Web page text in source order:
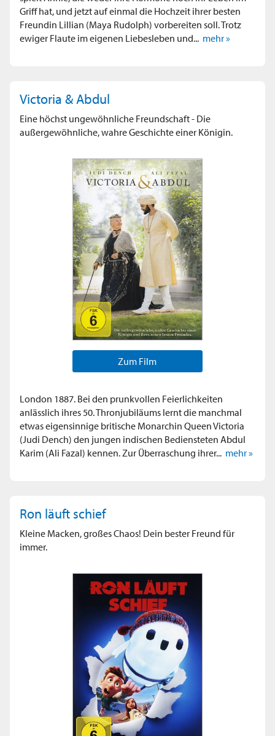
Griff hat, und jetzt auf einmal die Hochzeit ihrer besten
Freundin Lillian (Maya Rudolph) vorbereiten soll. Trotz
ewiger Flaute im eigenen Liebesleben und... mehr »
Victoria & Abdul
Eine höchst ungewöhnliche Freundschaft - Die
außergewöhnliche, wahre Geschichte einer Königin.
Zum Film
London 1887. Bei den prunkvollen Feierlichkeiten
anlässlich ihres 50. Thronjubiläums lernt die manchmal
etwas eigensinnige britische Monarchin Queen Victoria
(Judi Dench) den jungen indischen Bediensteten Abdul
Karim (Ali Fazal) kennen. Zur Überraschung ihrer... mehr »
Ron läuft schief
Kleine Macken, großes Chaos! Dein bester Freund für
immer.